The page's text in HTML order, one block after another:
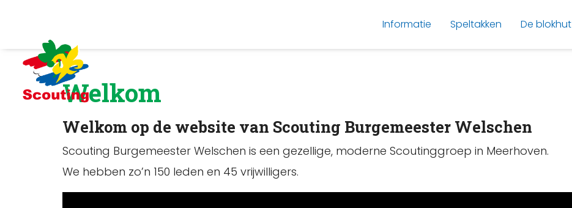
Informatie Speltakken De blokhut
Welkom
Welkom op de website van Scouting Burgemeester Welschen
Scouting Burgemeester Welschen is een gezellige, moderne Scoutinggroep in Meerhoven.
We hebben zo’n 150 leden en 45 vrijwilligers.